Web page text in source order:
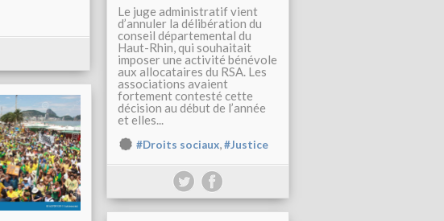
Le juge administratif vient
d’annuler la délibération du
conseil départemental du
Haut-Rhin, qui souhaitait
imposer une activité bénévole
aux allocataires du RSA. Les
associations avaient
fortement contesté cette
décision au début de l’année
et elles...
#Droits sociaux,#Justice